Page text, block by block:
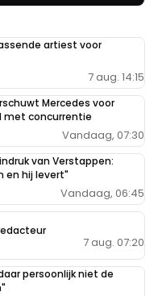
artiest voor
7 aug. 14:15
Mercedes voor
met concurrentie
Vandaag, 07:30
van Verstappen:
en hij levert"
Vandaag, 06:45
7 aug. 07:20
persoonlijk niet de